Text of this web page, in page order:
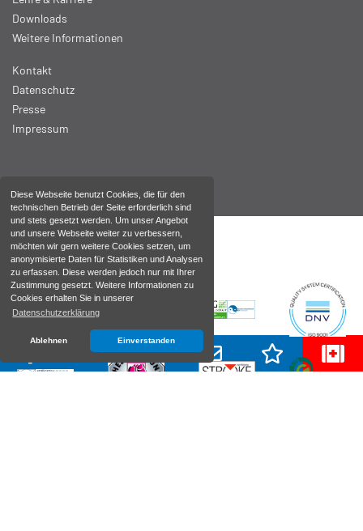
Diese Webseite benutzt Cookies, die für den
technischen Betrieb der Seite erforderlich sind
und stets gesetzt werden. Um unser Angebot
und unsere Webseite weiter zu verbessern,
möchten wir gern weitere Cookies setzen, um
anonymisierte Daten für Statistiken und Analysen
zu erfassen. Diese werden jedoch nur mit Ihrer
Zustimmung gesetzt. Weitere Informationen zu
Cookies erhalten Sie in unserer
Datenschutzerklärung
Ablehnen Einverstanden
Downloads
Weitere Informationen
Kontakt
Datenschutz
Presse
Impressum